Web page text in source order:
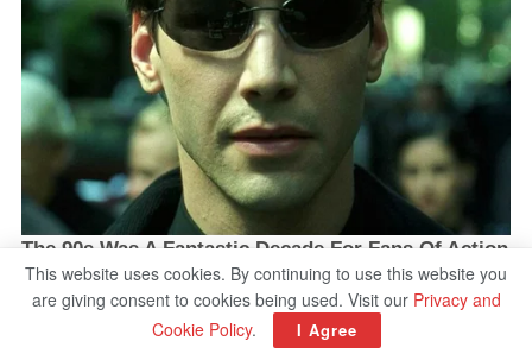
This website uses cookies. By continuing to use this website you
are giving consent to cookies being used. Visit our Privacy and
Cookie Policy. I Agree